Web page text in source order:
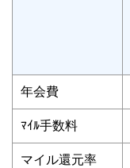
年会費
ﾏｲﾙ手数料
マイル還元率